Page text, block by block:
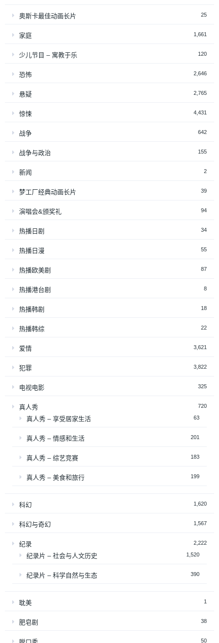
奥斯卡最佳动画长片 25
家庭 1,661
少儿节目 – 寓教于乐 120
恐怖 2,646
悬疑 2,765
惊悚 4,431
战争 642
战争与政治 155
新闻 2
梦工厂经典动画长片 39
演唱会&颁奖礼 94
热播日剧 34
热播日漫 55
热播欧美剧 87
热播港台剧 8
热播韩剧 18
热播韩综 22
爱情 3,621
犯罪 3,822
电视电影 325
真人秀 720
真人秀 – 享受居家生活 63
真人秀 – 情感和生活 201
真人秀 – 综艺竞赛 183
真人秀 – 美食和旅行 199
科幻 1,620
科幻与奇幻 1,567
纪录 2,222
纪录片 – 社会与人文历史 1,520
纪录片 – 科学自然与生态 390
耽美 1
肥皂剧 38
50